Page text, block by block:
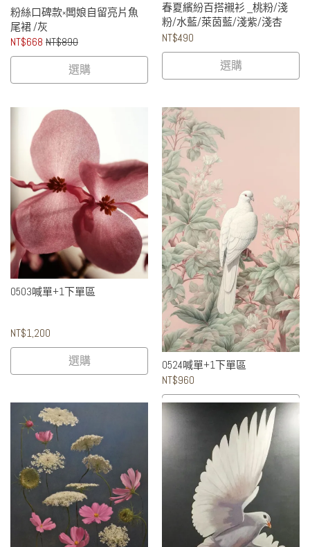
粉絲口碑款༝闆娘自留亮片魚
尾裙 /灰
NT$668 NT$890
選購
春夏繽紛百搭襯衫 _桃粉/淺
粉/水藍/萊茵藍/淺紫/淺杏
NT$490
選購
0503喊單+1下單區
NT$1,200
選購
0524喊單+1下單區
NT$960